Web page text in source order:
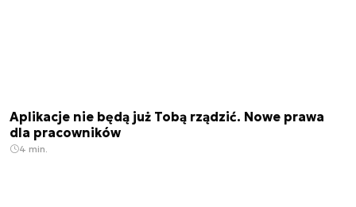
Aplikacje nie będą już Tobą rządzić. Nowe prawa
dla pracowników
4 min.